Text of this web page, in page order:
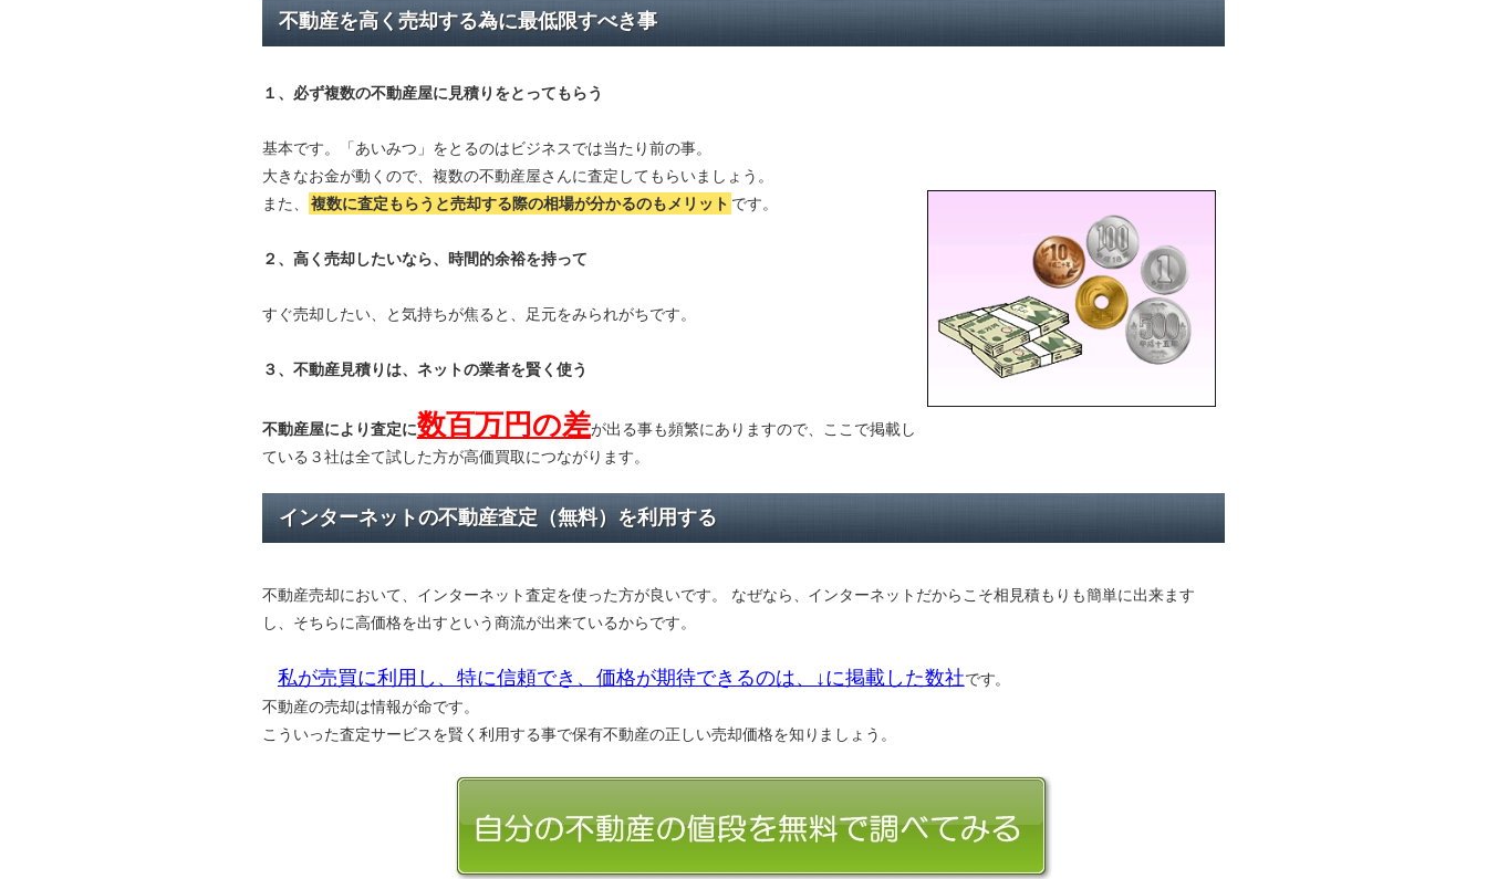
不動産を高く売却する為に最低限すべき事
１、必ず複数の不動産屋に見積り をとってもらう
基本です。「あいみつ」をとるのはビジネスでは当たり前の事。
大きなお金が動くので、複数の不動産屋さんに査定してもらいましょう。
また、
複数に査定もらうと売却する際の相場が分かるのもメリット です。
２、高く売却したいなら、時間的余裕を持って
すぐ売却したい、と気持ちが焦ると、足元をみられがちです。
３、不動産見積りは、ネットの業者を賢く使う
不動産屋により査定に数百万円の差が出る事も頻繁にありますので、ここで掲載し
ている３社は全て試した方が高価買取につながります。
インターネットの不動産査定（無料）を利用する
不動産売却において、インターネット査定を使った方が良いです。 なぜなら、インターネットだからこそ相見積もりも簡単に出来ます
し、そちらに高価格を出すという商流が出来ているからです。
私が売買に利用し、特に信頼でき、価格が期待できるのは、↓に掲載した数社です。
不動産の売却は情報が命です。
こういった査定サービスを賢く利用する事で保有不動産の正しい売却価格を知りましょう。